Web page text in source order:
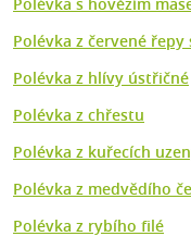
Polévka z červené řepy
Polévka z hlívy ústřičné
Polévka z chřestu
Polévka z kuřecích
Polévka z medvědího
Polévka z rybího filé